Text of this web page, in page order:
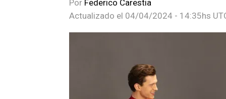
Por Federico Carestia
Actualizado el 04/04/2024 - 14:35hs